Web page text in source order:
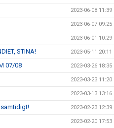
2023-06-08 11:39
2023-06-07 09:25
2023-06-01 10:29
STINA! 2023-05-11 20:11
07/08 2023-03-26 18:35
2023-03-23 11:20
2023-03-13 13:16
2023-02-23 12:39
2023-02-20 17:53